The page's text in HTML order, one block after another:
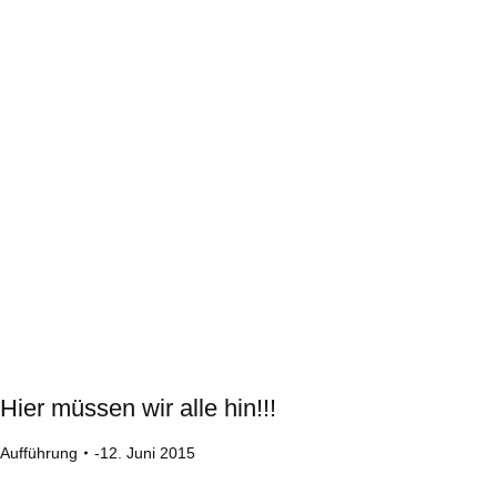
Hier müssen wir alle hin!!!
Aufführung 12. Juni 2015